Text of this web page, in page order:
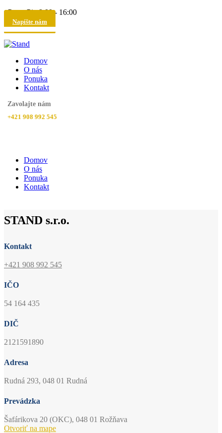
Pon - Pia 8:00 - 16:00
Napíšte nám
Domov
O nás
Ponuka
Kontakt
Zavolajte nám
+421 908 992 545
Domov
O nás
Ponuka
Kontakt
STAND s.r.o.
Kontakt
+421 908 992 545
IČO
54 164 435
DIČ
2121591890
Adresa
Rudná 293, 048 01 Rudná
Prevádzka
Šafárikova 20 (OKC), 048 01 Rožňava
Otvoriť na mape